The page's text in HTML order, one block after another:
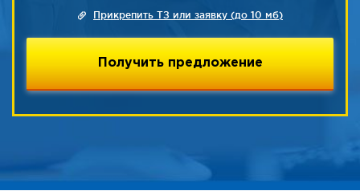
Прикрепить ТЗ или заявку (до 10 мб)